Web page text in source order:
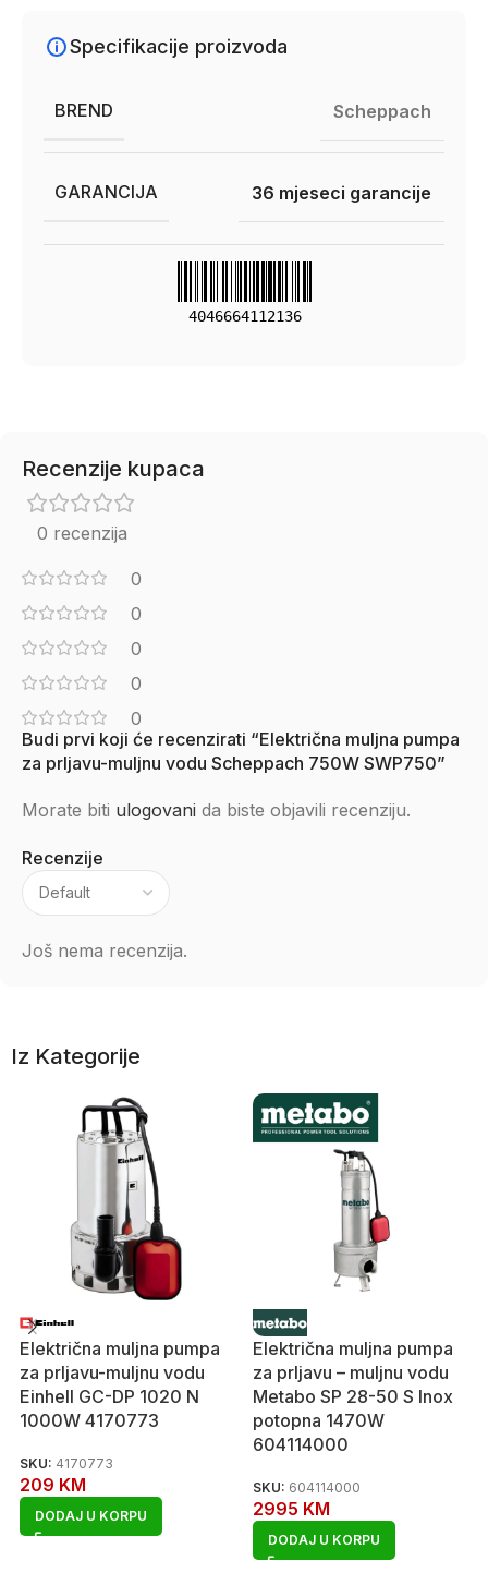
Specifikacije proizvoda
BREND Scheppach
GARANCIJA 36 mjeseci garancije
4046664112136
Recenzije kupaca
0 recenzija
0
0
0
0
0
Recenzije
Još nema recenzija.
Budi prvi koji će recenzirati “Električna muljna pumpa
za prljavu-muljnu vodu Scheppach 750W SWP750”
Morate biti ulogovani da biste objavili recenziju.
Iz Kategorije
Električna muljna pumpa
za prljavu-muljnu vodu
Einhell GC-DP 1020 N
1000W 4170773
SKU: 4170773
209 KM
DODAJ U KORPU
Električna muljna pumpa
za prljavu – muljnu vodu
Metabo SP 28-50 S Inox
potopna 1470W
604114000
SKU: 604114000
2995 KM
DODAJ U KORPU